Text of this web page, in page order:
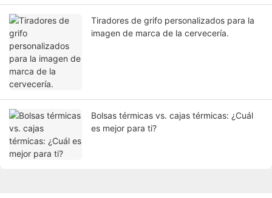
Tiradores de grifo personalizados para la
imagen de marca de la cervecería.
Bolsas térmicas vs. cajas térmicas: ¿Cuál
es mejor para ti?